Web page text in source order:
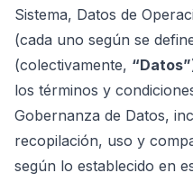
Sistema, Datos de
(cada uno según se
(colectivamente, “Datos”
los términos y
Gobernanza de Datos,
recopilación, uso y
según lo establecido en